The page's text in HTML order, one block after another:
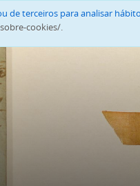
de terceiros para analisar
cookies/.